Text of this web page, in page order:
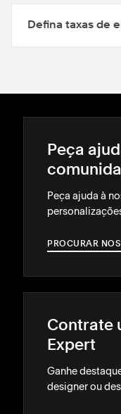
Defina taxas de
Peça
Peça ajuda à
PROCURAR
Contrate
Expert
Ganhe
designer ou